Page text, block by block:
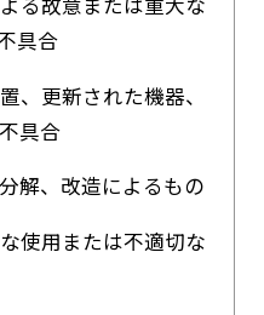
具合
、更新された機器、
具合
解、改造によるもの
使用または不適切な